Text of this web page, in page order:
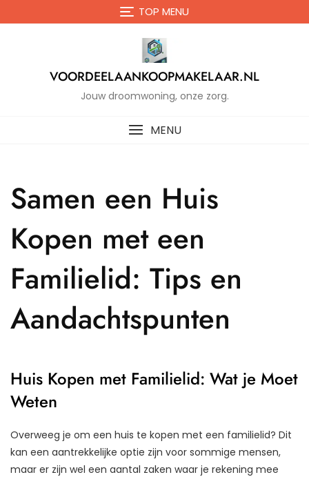
de
TOP MENU
VOORDEELAANKOOPMAKELAAR.NL
Jouw droomwoning, onze zorg.
MENU
Samen een Huis
Kopen met een
Familielid: Tips en
Aandachtspunten
Huis Kopen met Familielid: Wat je Moet
Weten
Overweeg je om een huis te kopen met een familielid? Dit
kan een aantrekkelijke optie zijn voor sommige mensen,
maar er zijn wel een aantal zaken waar je rekening mee